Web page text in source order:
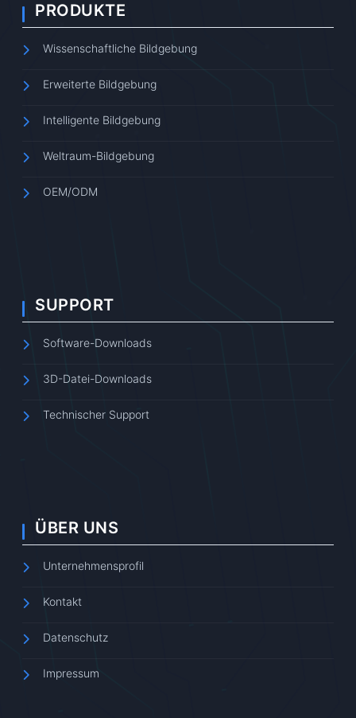
PRODUKTE
Wissenschaftliche Bildgebung
Erweiterte Bildgebung
Intelligente Bildgebung
Weltraum-Bildgebung
OEM/ODM
SUPPORT
Software-Downloads
3D-Datei-Downloads
Technischer Support
ÜBER UNS
Unternehmensprofil
Kontakt
Datenschutz
Impressum